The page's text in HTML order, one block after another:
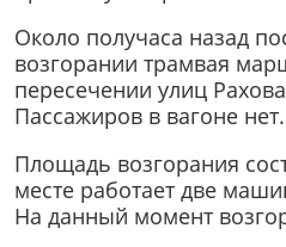
Около получаса назад
возгорании трамвая
пересечении улиц
Пассажиров в вагоне нет.
Площадь возгорания
месте работает две
На данный момент